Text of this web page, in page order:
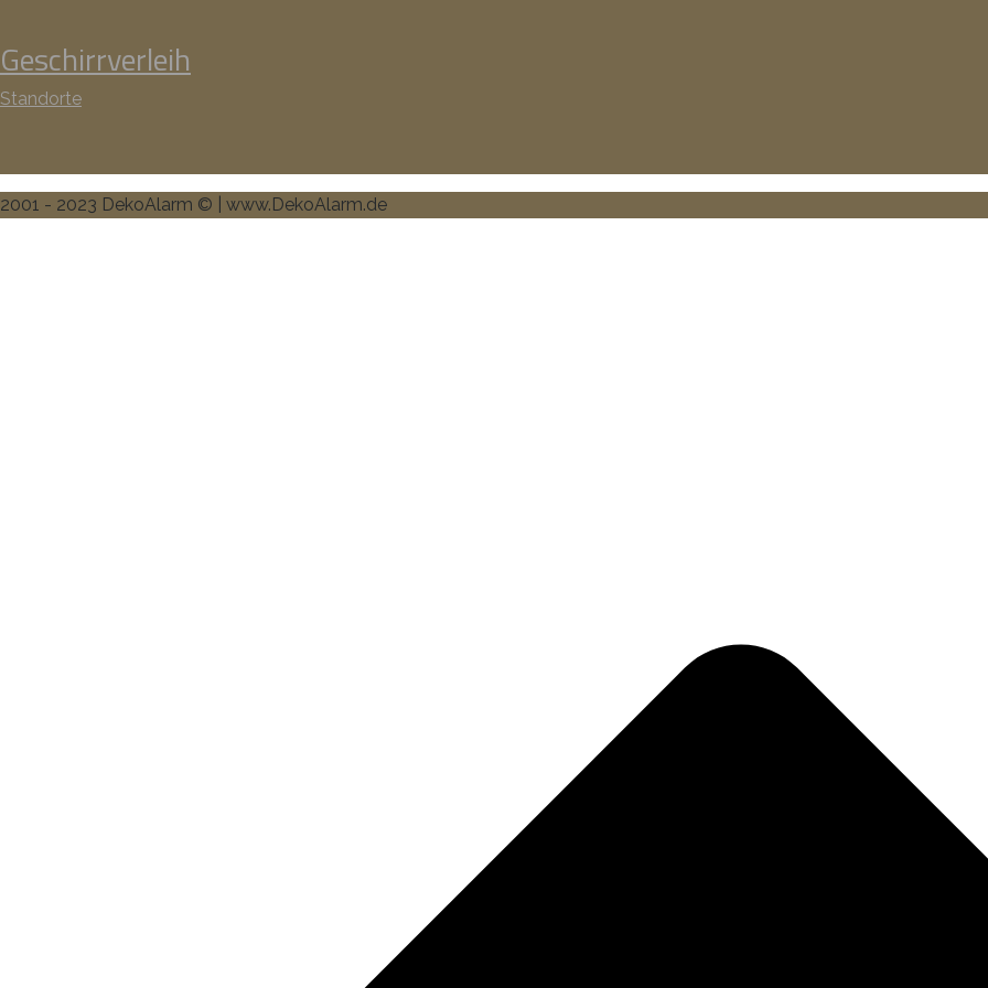
Geschirrverleih
Standorte
2001 - 2023 DekoAlarm © | www.DekoAlarm.de